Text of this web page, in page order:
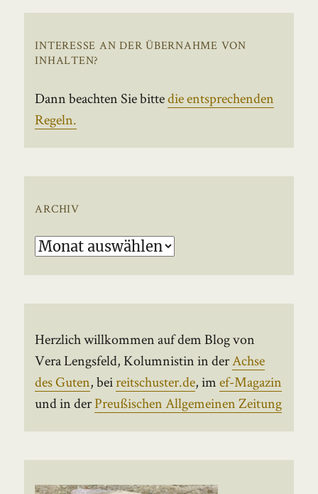
INTERESSE AN DER ÜBERNAHME VON
INHALTEN?
Dann beachten Sie bittedie entsprechenden
Regeln.
ARCHIV
Archiv
Herzlich willkommen auf dem Blog von
Vera Lengsfeld, Kolumnistin in derAchse
des Guten, beireitschuster.de, imef-Magazin
und in derPreußischen Allgemeinen Zeitung